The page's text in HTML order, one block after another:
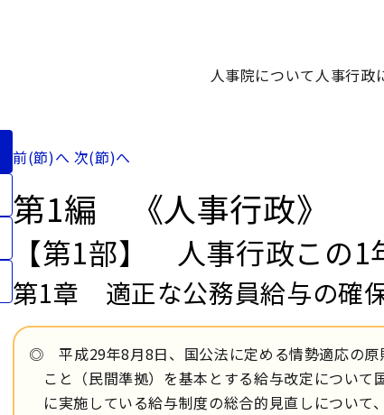
人事院について 人事行政
前(節)へ 次(節)へ
第1編 《人事行政》
【第1部】 人事行政この1
第1章 適正な公務員給与の確
◎ 平成29年8月8日、国公法に定める情勢適応の原
こと（民間準拠）を基本とする給与改定につい
に実施している給与制度の総合的見直しについて